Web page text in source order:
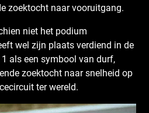
zoektocht naar vooruitgang.
niet het podium
wel zijn plaats verdiend in de
als een symbool van durf,
zoektocht naar snelheid op
ter wereld.